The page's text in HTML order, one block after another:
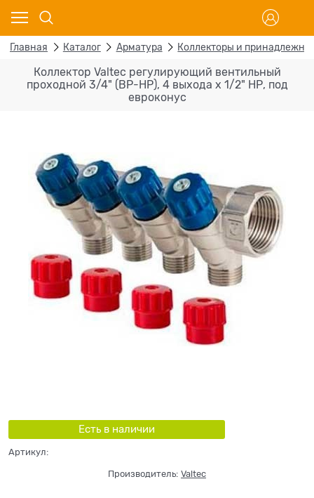
Главная Каталог Арматура Коллекторы и
Коллектор Valtec регулирующий вентильный
проходной 3/4" (ВР-НР), 4 выхода x 1/2" НР, под
евроконус
Есть в наличии
Артикул:
Производитель: Valtec